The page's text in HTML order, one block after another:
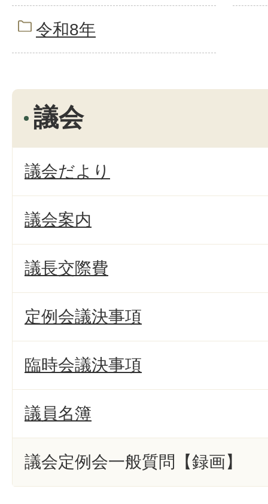
令和8年
議会
議会だより
議会案内
議長交際費
定例会議決事項
臨時会議決事項
議員名簿
議会定例会一般質問【録画】